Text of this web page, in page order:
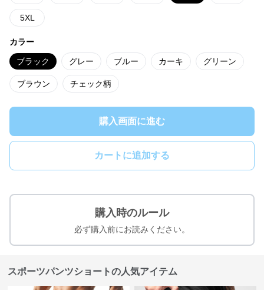
5XL
カラー
ブラック グレー ブルー カーキ グリーン
ブラウン チェック柄
購入画面に進む
カートに追加する
購入時のルール
必ず購入前にお読みください。
スポーツパンツショートの人気アイテム